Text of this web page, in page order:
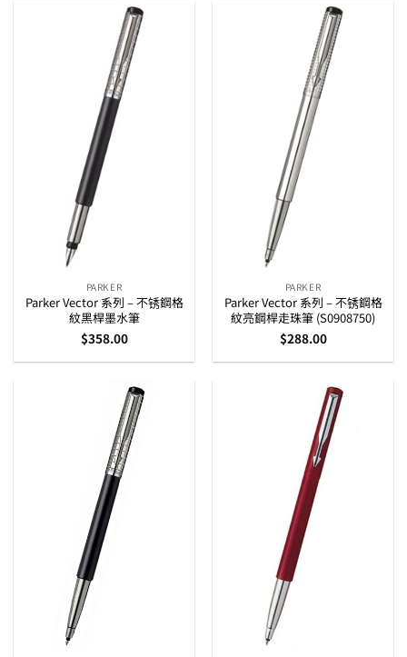
PARKER
Parker Vector 系列 – 不锈鋼格
紋黑桿墨水筆
$358.00
PARKER
Parker Vector 系列 – 不锈鋼格
紋亮鋼桿走珠筆 (S0908750)
$288.00